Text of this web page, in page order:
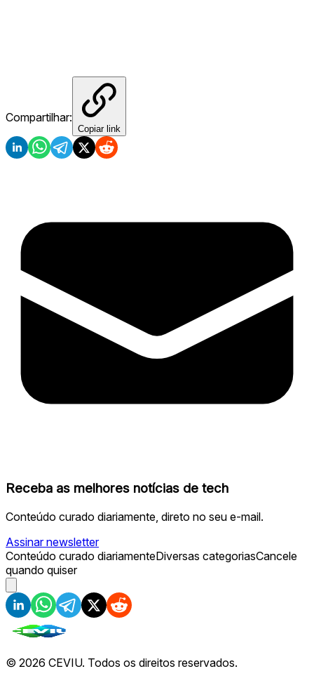
Compartilhar:
Copiar link
Receba as melhores notícias de tech
Conteúdo curado diariamente, direto no seu e-mail.
Assinar newsletter
Conteúdo curado diariamenteDiversas categoriasCancele
quando quiser
© 2026 CEVIU. Todos os direitos reservados.